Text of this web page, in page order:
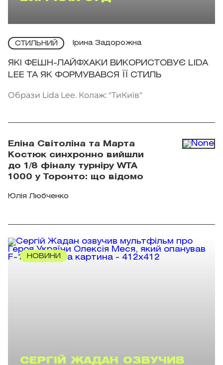
СТИЛЬНИЙ Ірина Задорожна
ЯКІ ФЕШН-ЛАЙФХАКИ ВИКОРИСТОВУЄ LIDA
LEE ТА ЯК ФОРМУВАВСЯ ЇЇ СТИЛЬ
Образи Lida Lee. Колаж: "ТиКиїв"
Еліна Світоліна та Марта
Костюк синхронно вийшли
до 1/8 фіналу турніру WTA
1000 у Торонто: що відомо
Юлія Любченко
НОВИНИ
СЕРГІЙ ЖАДАН ОЗВУЧИВ